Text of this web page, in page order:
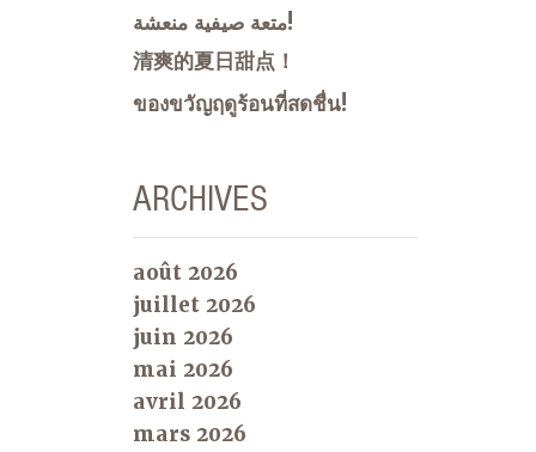
متعة صيفية منعشة!
清爽的夏日甜点！
ของขวัญฤดูร้อนที่สดชื่น!
ARCHIVES
août 2026
juillet 2026
juin 2026
mai 2026
avril 2026
mars 2026